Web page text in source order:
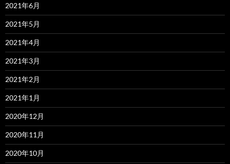
2021年6月
2021年5月
2021年4月
2021年3月
2021年2月
2021年1月
2020年12月
2020年11月
2020年10月